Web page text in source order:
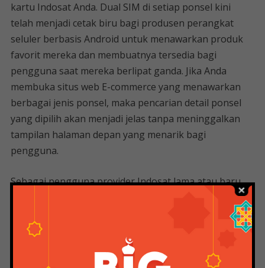
kartu Indosat Anda. Dual SIM di setiap ponsel kini
telah menjadi cetak biru bagi produsen perangkat
seluler berbasis Android untuk menawarkan produk
favorit mereka dan membuatnya tersedia bagi
pengguna saat mereka berlipat ganda. Jika Anda
membuka situs web E-commerce yang menawarkan
berbagai jenis ponsel, maka pencarian detail ponsel
yang dipilih akan menjadi jelas tanpa meninggalkan
tampilan halaman depan yang menarik bagi
pengguna.
Sebagai pengguna provider Indosat lama atau baru,
Anda dapat menentukan pilihan saat mencoba setiap
paket. Namun yang penting untuk diingat adalah ada
perbedaan tipe ini (type by type) yang dibuat oleh
pelanggan setia Indosat Ooredoo. Banyak paket
internet lainnya termasuk fitur SMS dan Nelpon.